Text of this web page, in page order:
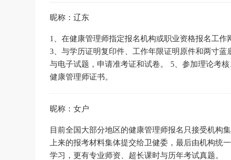
昵称：辽东
1、在健康管理师指定报名机构或职业资格报名工
3、与学历证明复印件、工作年限证明原件和两寸
与电子试题，申请准考证和试卷。 5、参加理论考
健康管理师证书。
昵称：女户
目前全国大部分地区的健康管理师报名只接受机构
上来的报考材料集体提交给卫健委，最后由机构统
学习，更有专业师资、超长课时与历年考试真题。